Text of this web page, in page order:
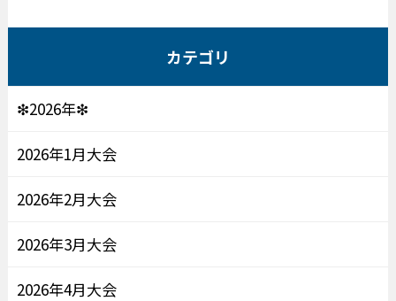
カテゴリ
❇2026年❇
2026年1月大会
2026年2月大会
2026年3月大会
2026年4月大会